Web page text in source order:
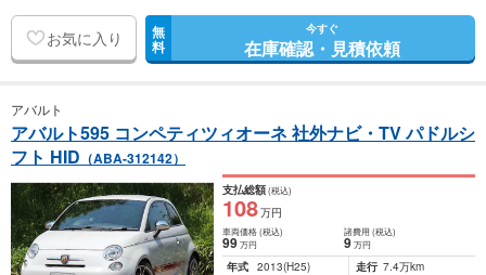
お気に入り 無
料
今すぐ
在庫確認・見積依頼
アバルト
アバルト595 コンペティツィオーネ 社外ナビ・TV パドルシ
フト HID （ABA-312142）
支払総額(税込)
108万円
車両価格(税込)
99万円
諸費用 (税込)
9 万円
年式 2013(H25) 走行 7.4万km